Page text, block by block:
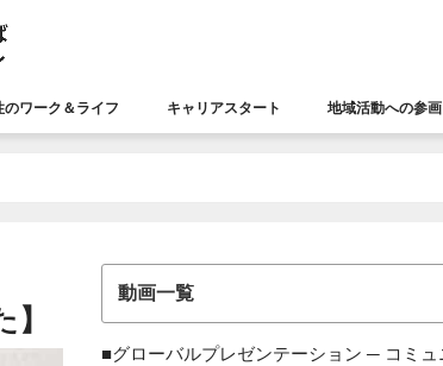
のワーク＆ライフ キャリアスタート 地域活動への参画
動画一覧
■グローバルプレゼンテーション ─ コミュ